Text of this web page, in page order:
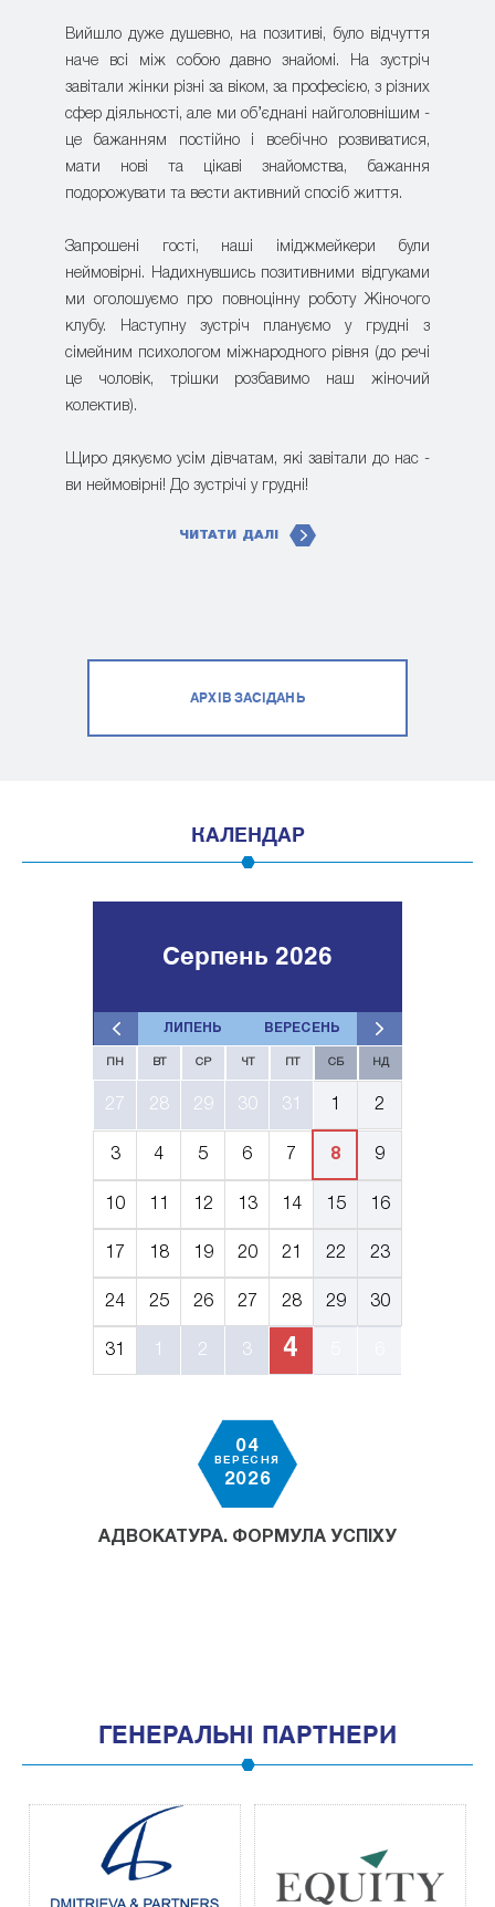
Вийшло дуже душевно, на позитиві, було відчуття
наче всі між собою давно знайомі. На зустріч
завітали жінки різні за віком, за професією, з різних
сфер діяльності, але ми об’єднані найголовнішим -
це бажанням постійно і всебічно розвиватися,
мати нові та цікаві знайомства, бажання
подорожувати та вести активний спосіб життя.
Запрошені гості, наші іміджмейкери були
неймовірні. Надихнувшись позитивними відгуками
ми оголошуємо про повноцінну роботу Жіночого
клубу. Наступну зустріч плануємо у грудні з
сімейним психологом міжнародного рівня (до речі
це чоловік, трішки розбавимо наш жіночий
колектив).
Щиро дякуємо усім дівчатам, які завітали до нас -
ви неймовірні! До зустрічі у грудні!
ЧИТАТИ ДАЛІ
АРХІВ ЗАСІДАНЬ
КАЛЕНДАР
ЛИПЕНЬ ВЕРЕСЕНЬ
Серпень 2026
ПН ВТ СР ЧТ СБ НД
27 28 29 30 31 2
3 4 5 6 7 8 9
10 12 13 14 15 16
17 18 19 20 21 22 23
24 25 26 27 28 29 30
31 2 3 4
04
ВЕРЕСНЯ
2026
АДВОКАТУРА. ФОРМУЛА УСПІХУ
ГЕНЕРАЛЬНІ ПАРТНЕРИ